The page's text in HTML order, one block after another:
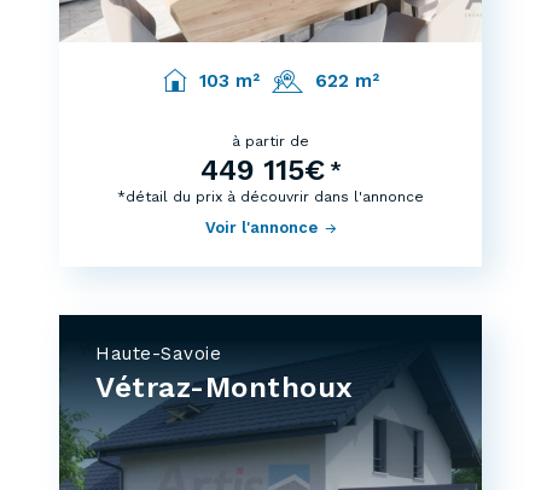
103 m² 622 m²
à partir de
449 115€ *
Voir l'annonce
*détail du prix à découvrir dans l'annonce
Haute-Savoie
Vétraz-Monthoux